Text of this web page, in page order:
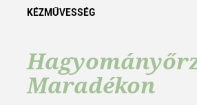
KÉZMŰVESSÉG
Maradékon